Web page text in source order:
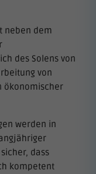
neben dem
des Solens von
von
ökonomischer
werden in
dass
kompetent